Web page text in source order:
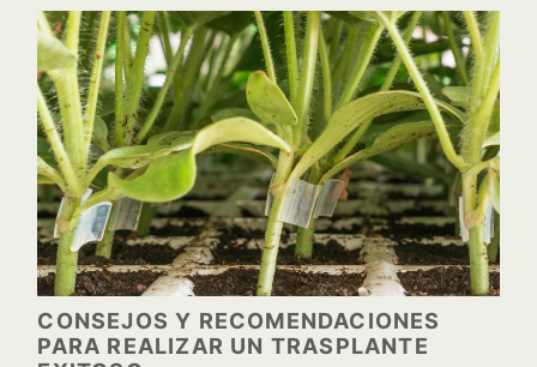
CONSEJOS Y RECOMENDACIONES
PARA REALIZAR UN TRASPLANTE